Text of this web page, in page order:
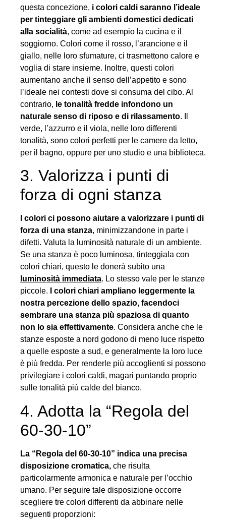
questa concezione, i colori caldi saranno l’ideale
per tinteggiare gli ambienti domestici dedicati
alla socialità, come ad esempio la cucina e il
soggiorno. Colori come il rosso, l’arancione e il
giallo, nelle loro sfumature, ci trasmettono calore e
voglia di stare insieme. Inoltre, questi colori
aumentano anche il senso dell’appetito e sono
l’ideale nei contesti dove si consuma del cibo. Al
contrario, le tonalità fredde infondono un
naturale senso di riposo e di rilassamento. Il
verde, l’azzurro e il viola, nelle loro differenti
tonalità, sono colori perfetti per le camere da letto,
per il bagno, oppure per uno studio e una biblioteca.
3. Valorizza i punti di
forza di ogni stanza
I colori ci possono aiutare a valorizzare i punti di
forza di una stanza, minimizzandone in parte i
difetti. Valuta la luminosità naturale di un ambiente.
Se una stanza è poco luminosa, tinteggiala con
colori chiari, questo le donerà subito una
luminosità immediata. Lo stesso vale per le stanze
piccole.
I colori chiari ampliano leggermente la
nostra percezione dello spazio, facendoci
sembrare una stanza più spaziosa di quanto
non lo sia effettivamente. Considera anche che le
stanze esposte a nord godono di meno luce rispetto
a quelle esposte a sud, e generalmente la loro luce
è più fredda. Per renderle più accoglienti si possono
privilegiare i colori caldi, magari puntando proprio
sulle tonalità più calde del bianco.
4. Adotta la “Regola del
60-30-10”
La “Regola del 60-30-10” indica una precisa
disposizione cromatica, che risulta
particolarmente armonica e naturale per l’occhio
umano. Per seguire tale disposizione occorre
scegliere tre colori differenti da abbinare nelle
seguenti proporzioni: